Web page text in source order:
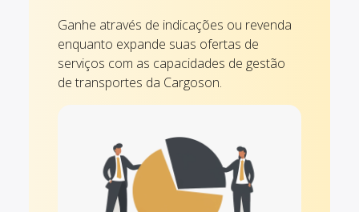
Ganhe através de indicações ou revenda
enquanto expande suas ofertas de
serviços com as capacidades de gestão
de transportes da Cargoson.